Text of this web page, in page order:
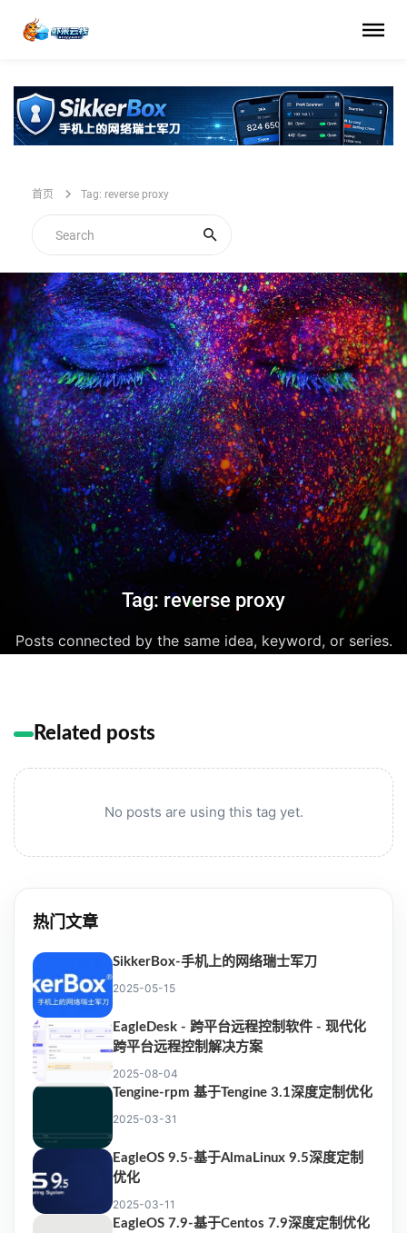
首页 Tag: reverse proxy
Tag: reverse proxy
Posts connected by the same idea, keyword, or series.
Related posts
No posts are using this tag yet.
热门文章
SikkerBox-手机上的网络瑞士军刀
2025-05-15
EagleDesk - 跨平台远程控制软件 - 现代化
跨平台远程控制解决方案
2025-08-04
Tengine-rpm 基于Tengine 3.1深度定制优化
2025-03-31
EagleOS 9.5-基于AlmaLinux 9.5深度定制
优化
2025-03-11
EagleOS 7.9-基于Centos 7.9深度定制优化